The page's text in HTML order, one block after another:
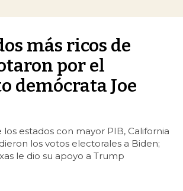
más ricos de
por el
demócrata Joe
estados con mayor PIB, California
los votos electorales a Biden;
le dio su apoyo a Trump